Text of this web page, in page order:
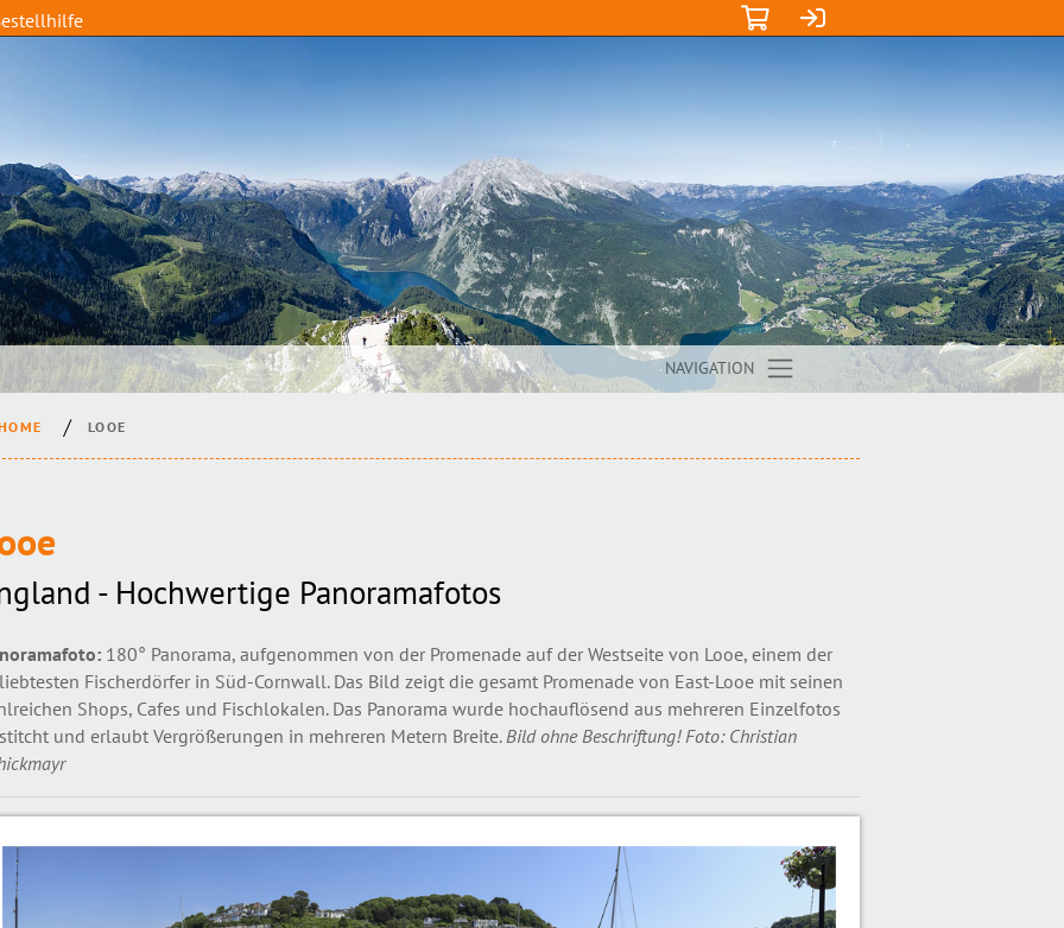
NAVIGATION
LOOE
- Hochwertige Panoramafotos
180° Panorama, aufgenommen von der Promenade auf der Westseite von Looe, einem der
Fischerdörfer in Süd-Cornwall. Das Bild zeigt die gesamt Promenade von East-Looe mit seinen
Shops, Cafes und Fischlokalen. Das Panorama wurde hochauflösend aus mehreren Einzelfotos
und erlaubt Vergrößerungen in mehreren Metern Breite.Bild ohne Beschriftung! Foto: Christian